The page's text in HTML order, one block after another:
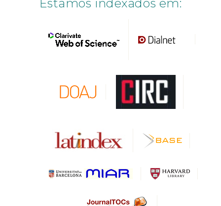
Estamos indexados em: